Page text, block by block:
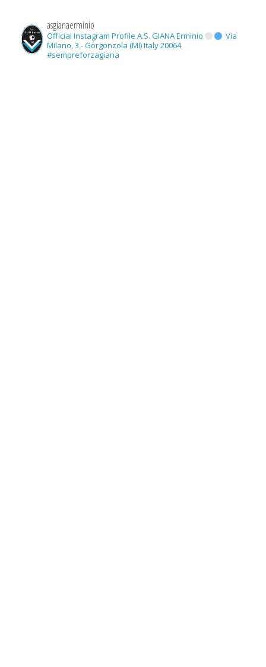
asgianaerminio
Official Instagram Profile A.S. GIANA Erminio
Via
Milano, 3 - Gorgonzola (MI) Italy 20064
#sempreforzagiana